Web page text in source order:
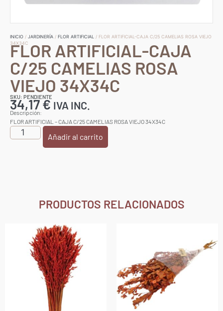
INICIO / JARDINERÍA / FLOR ARTIFICIAL
/ FLOR ARTIFICIAL-CAJA C/25 CAMELIAS ROSA VIEJO
34X34C
FLOR ARTIFICIAL-CAJA
C/25 CAMELIAS ROSA
VIEJO 34X34C
SKU: PENDIENTE
34,17€ IVA INC.
Descripción:
FLOR ARTIFICIAL – CAJA C/25 CAMELIAS ROSA VIEJO 34X34C
Añadir al carrito
PRODUCTOS RELACIONADOS